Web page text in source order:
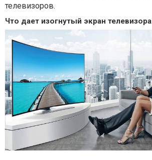
телевизоров.
Что дает изогнутый экран телевизора